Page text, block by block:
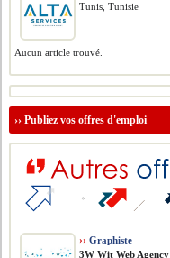
Tunis, Tunisie
Aucun article trouvé.
››Publiez vos offres d'emploi
›› Graphiste
3W Wit Web Agency